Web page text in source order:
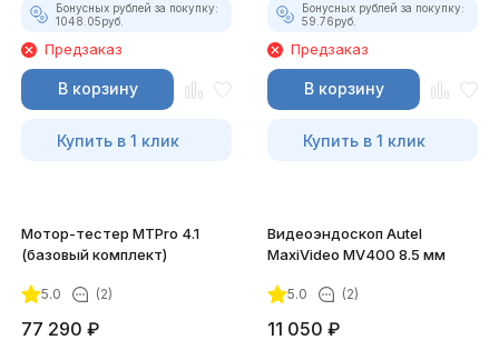
Бонусных рублей за покупку:
1048.05руб.
Предзаказ
В корзину
Купить в 1 клик
Бонусных рублей за покупку:
59.76руб.
Предзаказ
В корзину
Купить в 1 клик
Мотор-тестер MTPro 4.1
(базовый комплект)
5.0 (2)
77 290 ₽
Видеоэндоскоп Autel
MaxiVideo MV400 8.5 мм
5.0 (2)
11 050 ₽